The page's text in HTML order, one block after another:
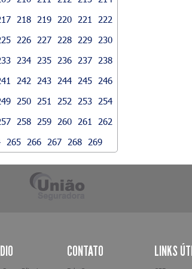
218 219 220 221
222
226 227 228 229
230
234 235 236 237
238
242 243 244 245
246
250 251 252 253
254
258 259 260 261
262
265 266 267 268 269
CONTATO LINKS